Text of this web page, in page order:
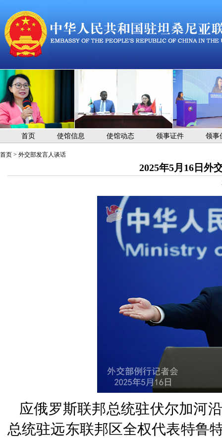
首页 使馆信息 使馆动态 领事证件 领事
首页 > 外交部发言人谈话
2025年5月16日外
应俄罗斯联邦总统驻伏尔加河
总统驻远东联邦区全权代表特鲁